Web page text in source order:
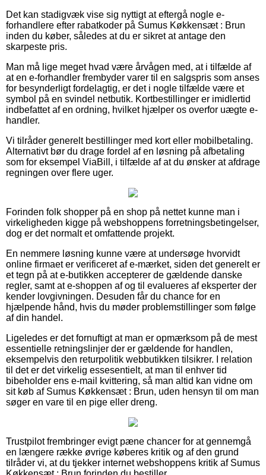
Det kan stadigvæk vise sig nyttigt at eftergå nogle e-
forhandlere efter rabatkoder på Sumus Køkkensæt : Brun
inden du køber, således at du er sikret at antage den
skarpeste pris.
Man må lige meget hvad være årvågen med, at i tilfælde af
at en e-forhandler frembyder varer til en salgspris som anses
for besynderligt fordelagtig, er det i nogle tilfælde være et
symbol på en svindel netbutik. Kortbestillinger er imidlertid
indbefattet af en ordning, hvilket hjælper os overfor uægte e-
handler.
Vi tilråder generelt bestillinger med kort eller mobilbetaling.
Alternativt bør du drage fordel af en løsning på afbetaling
som for eksempel ViaBill, i tilfælde af at du ønsker at afdrage
regningen over flere uger.
Forinden folk shopper på en shop på nettet kunne man i
virkeligheden kigge på webshoppens forretningsbetingelser,
dog er det normalt et omfattende projekt.
En nemmere løsning kunne være at undersøge hvorvidt
online firmaet er verificeret af e-mærket, siden det generelt er
et tegn på at e-butikken accepterer de gældende danske
regler, samt at e-shoppen af og til evalueres af eksperter der
kender lovgivningen. Desuden får du chance for en
hjælpende hånd, hvis du møder problemstillinger som følge
af din handel.
Ligeledes er det fornuftigt at man er opmærksom på de mest
essentielle retningslinjer der er gældende for handlen,
eksempelvis den returpolitik webbutikken tilsikrer. I relation
til det er det virkelig essesentielt, at man til enhver tid
bibeholder ens e-mail kvittering, så man altid kan vidne om
sit køb af Sumus Køkkensæt : Brun, uden hensyn til om man
søger en vare til en pige eller dreng.
Trustpilot frembringer evigt pæne chancer for at gennemgå
en længere række øvrige køberes kritik og af den grund
tilråder vi, at du tjekker internet webshoppens kritik af Sumus